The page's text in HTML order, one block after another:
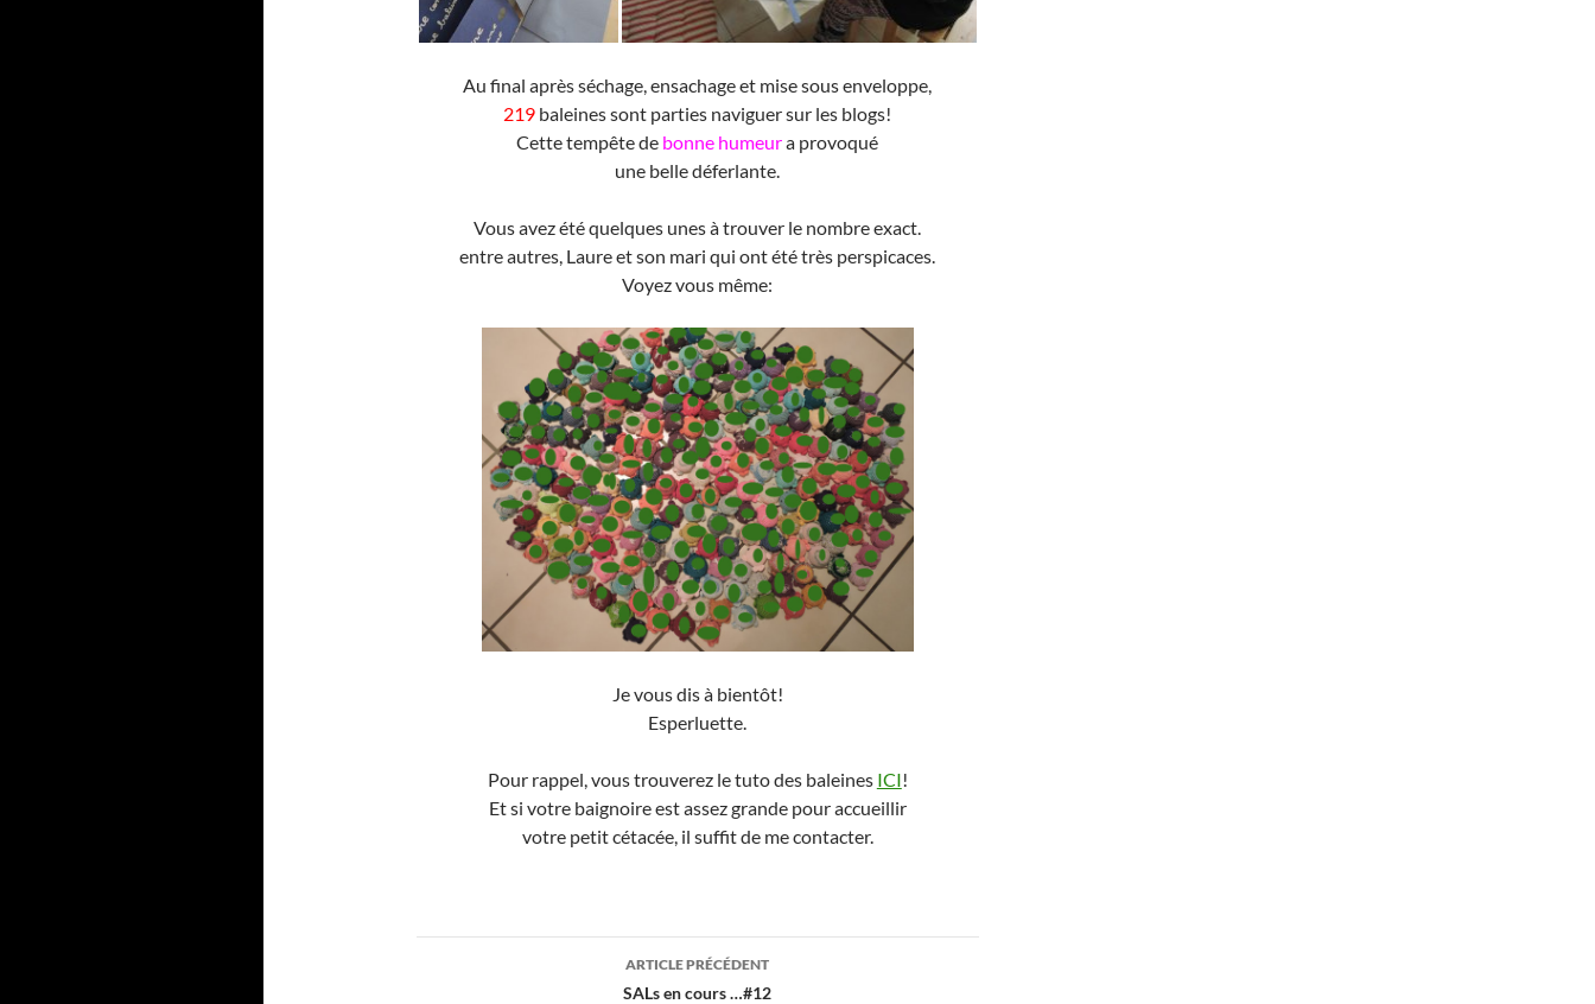
Au final après séchage, ensachage et mise sous enveloppe,
219 baleines sont parties naviguer sur les blogs!
Cette tempête de bonne humeura provoqué
une belle déferlante.
Vous avez été quelques unes à trouver le nombre exact.
entre autres, Laure et son mari qui ont été très perspicaces.
Voyez vous même:
Je vous dis à bientôt!
Esperluette.
Pour rappel, vous trouverez le tuto des baleines ICI!
Et si votre baignoire est assez grande pour accueillir
votre petit cétacée, il suffit de me contacter.
ARTICLE PRÉCÉDENT
SALs en cours …#12